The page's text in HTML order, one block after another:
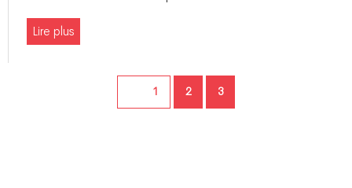
Lire plus
Page1 Page
2 Page
3